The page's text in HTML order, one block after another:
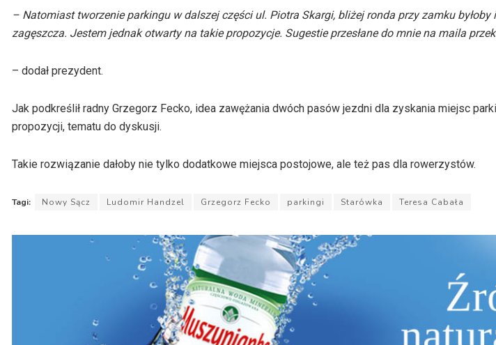
– Natomiast tworzenie parkingu w dalszej części ul. Piotra Skargi, bliżej ronda przy zamku
zagęszcza. Jestem jednak otwarty na takie propozycje. Sugestie przesłane do mnie na maila
– dodał prezydent.
Jak podkreślił radny Grzegorz Fecko, idea zawężania dwóch pasów jezdni dla zyskania miejsc
propozycji, tematu do dyskusji.
Takie rozwiązanie dałoby nie tylko dodatkowe miejsca postojowe, ale też pas dla rowerzystów.
Tagi: Nowy Sącz Ludomir Handzel Grzegorz Fecko parkingi Starówka Teresa Cabała